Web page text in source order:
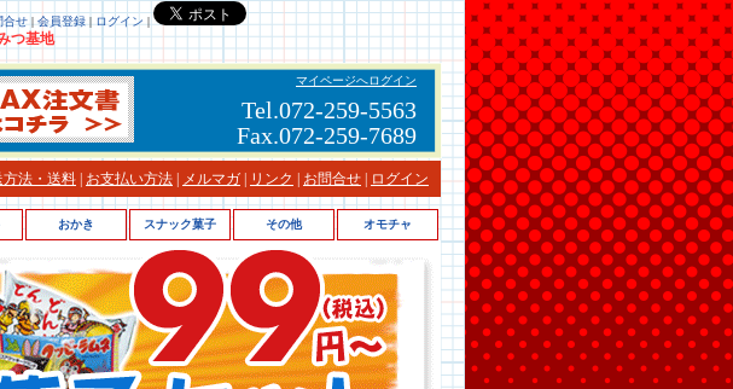
合せ| 会員登録| ログイン |
つ基地
マイページへログイン
Tel.072-259-5563
Fax.072-259-7689
方法・送料 お支払い方法 メルマガ リンク お問合せ ログイン